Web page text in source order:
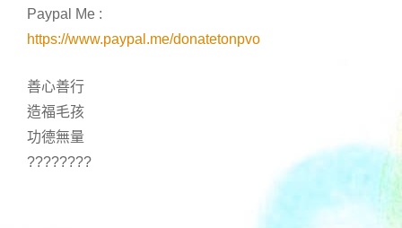
Paypal Me :
https://www.paypal.me/donatetonpvo
善心善行
造福毛孩
功德無量
????????